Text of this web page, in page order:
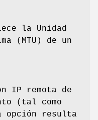
la Unidad
(MTU) de un
IP remota de
(tal como
opción resulta